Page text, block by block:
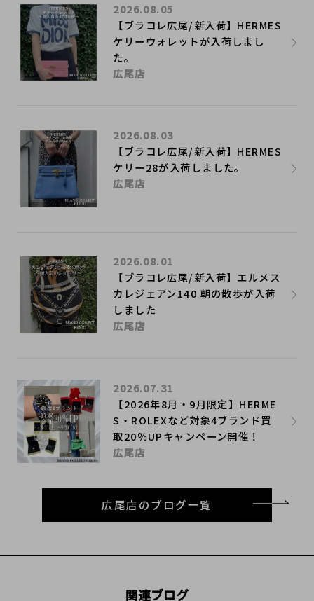
【ブラコレ広尾/新入荷】HERMES
ケリーウォレットが入荷しまし
た。
2026.08.05
広尾店
【ブラコレ広尾/新入荷】HERMES
ケリー28が入荷しました。
2026.08.03
広尾店
【ブラコレ広尾/新入荷】エルメス
カレジェアン140 朝の散歩が入荷
しました
2026.08.01
広尾店
【2026年8月・9月限定】HERME
S・ROLEXなど対象4ブランド買
取20％UPキャンペーン開催！
2026.07.31
広尾店
広尾店のブログ一覧
関連ブログ